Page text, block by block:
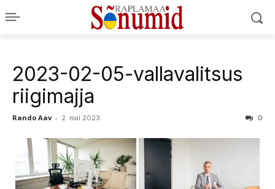
2023-02-05-vallavalitsus
riigimajja
Rando Aav - 2. mai 2023 0